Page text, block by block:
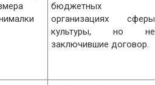
бюджетных
организациях сферы
культуры, но не
заключившие договор.